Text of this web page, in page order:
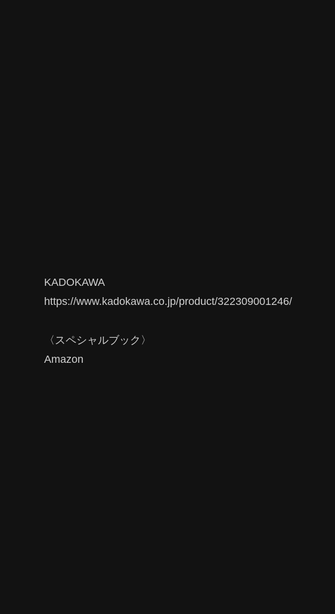
KADOKAWA
https://www.kadokawa.co.jp/product/322309001246/
〈スペシャルブック〉
Amazon